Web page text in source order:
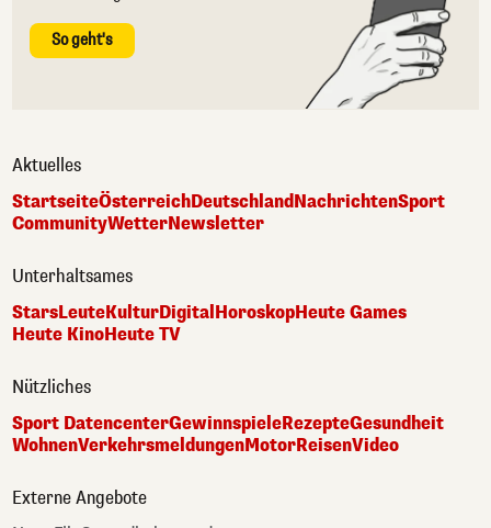
So geht's
Aktuelles
StartseiteÖsterreichDeutschlandNachrichtenSport
CommunityWetterNewsletter
Unterhaltsames
StarsLeuteKulturDigital HoroskopHeute Games
Heute KinoHeute TV
Nützliches
Sport DatencenterGewinnspieleRezepteGesundheit
WohnenVerkehrsmeldungenMotorReisenVideo
Externe Angebote